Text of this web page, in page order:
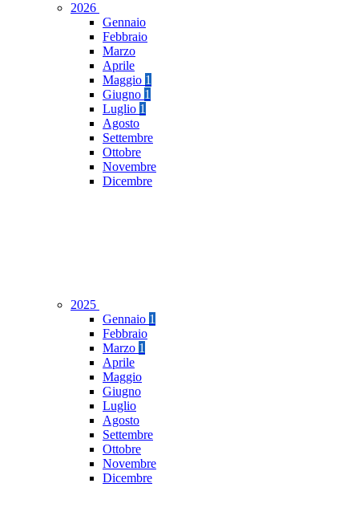
2026
Gennaio
Febbraio
Marzo
Aprile
Maggio 1
Giugno 1
Luglio 1
Agosto
Settembre
Ottobre
Novembre
Dicembre
2025
Gennaio 1
Febbraio
Marzo 1
Aprile
Maggio
Giugno
Luglio
Agosto
Settembre
Ottobre
Novembre
Dicembre